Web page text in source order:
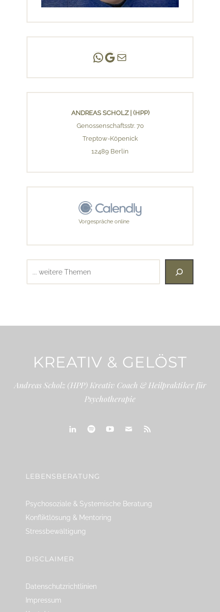
Andreas Scholz | (HPP)
Praxis Adlershof
E-Mail an mich ...
ANDREAS SCHOLZ | (HPP)
Genossenschaftsstr. 70
Treptow-Köpenick
12489 Berlin
Vorgespräche online
KREATIV & GELÖST
Andreas Scholz (HPP) Kreativ Coach & Heilpraktiker für
Psychotherapie
LEBENSBERATUNG
Psychosoziale & Systemische Beratung
Konfliktlösung & Mentoring
Stressbewältigung
DISCLAIMER
Datenschutzrichtlinien
Impressum